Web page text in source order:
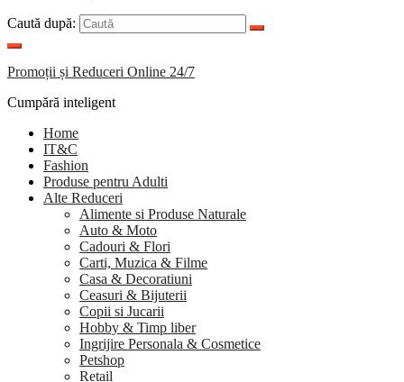
Caută după:
Promoții și Reduceri Online 24/7
Cumpără inteligent
Home
IT&C
Fashion
Produse pentru Adulti
Alte Reduceri
Alimente si Produse Naturale
Auto & Moto
Cadouri & Flori
Carti, Muzica & Filme
Casa & Decoratiuni
Ceasuri & Bijuterii
Copii si Jucarii
Hobby & Timp liber
Ingrijire Personala & Cosmetice
Petshop
Retail